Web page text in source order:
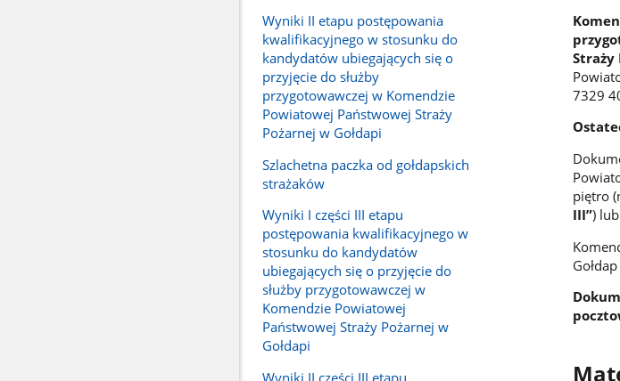
Wyniki II etapu postępowania
kwalifikacyjnego w stosunku do
kandydatów ubiegających się o
przyjęcie do służby
przygotowawczej w Komendzie
Powiatowej Państwowej Straży
Pożarnej w Gołdapi
Szlachetna paczka od gołdapskich
strażaków
Wyniki I części III etapu
postępowania kwalifikacyjnego w
stosunku do kandydatów
ubiegających się o przyjęcie do
służby przygotowawczej w
Komendzie Powiatowej
Państwowej Straży Pożarnej w
Gołdapi
Wyniki II części III etapu
Straży
7329
piętro
III”)
Gołdap